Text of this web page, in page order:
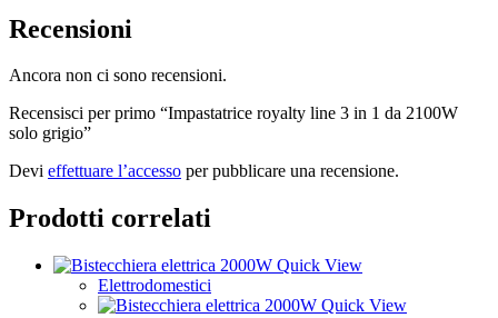
Recensioni
Ancora non ci sono recensioni.
Recensisci per primo “Impastatrice royalty line 3 in 1 da 2100W
solo grigio”
Devi effettuare l’accesso per pubblicare una recensione.
Prodotti correlati
Quick View
Elettrodomestici
Quick View